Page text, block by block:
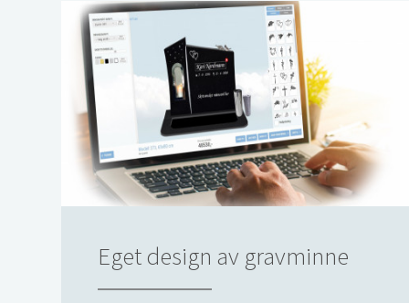
Eget design av gravminne